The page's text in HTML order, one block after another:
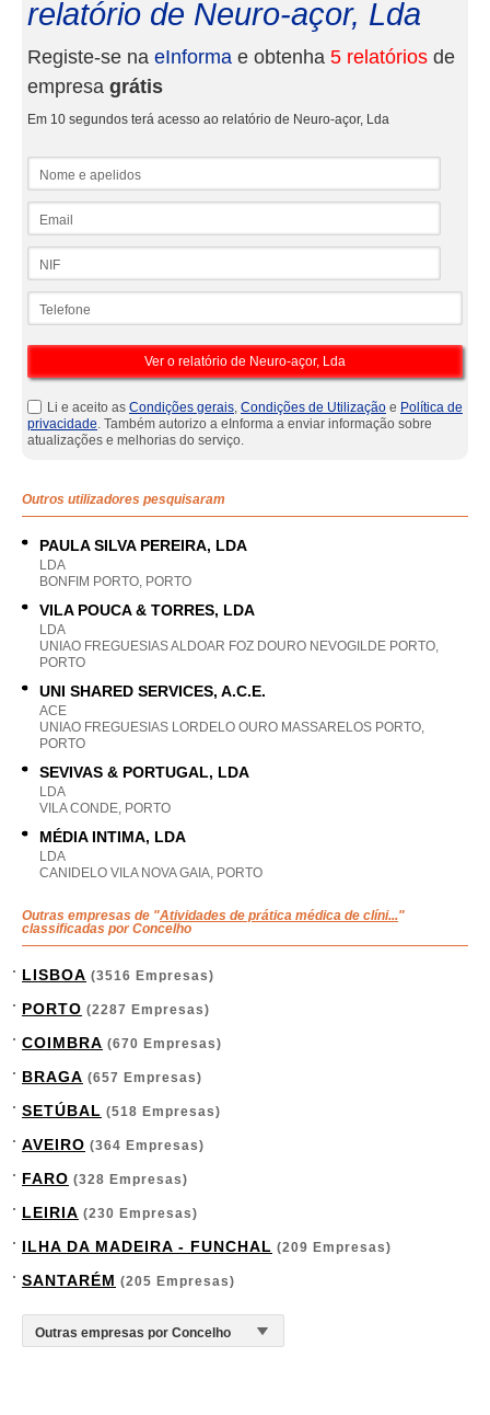
relatório de Neuro-açor, Lda
Registe-se na eInforma e obtenha 5 relatórios de
empresa grátis
Em 10 segundos terá acesso ao relatório de Neuro-açor, Lda
Li e aceito as Condições gerais, Condições de Utilização e Política de
privacidade. Também autorizo a eInforma a enviar informação sobre
atualizações e melhorias do serviço.
Outros utilizadores pesquisaram
PAULA SILVA PEREIRA, LDA
LDA
BONFIM PORTO, PORTO
VILA POUCA & TORRES, LDA
LDA
UNIAO FREGUESIAS ALDOAR FOZ DOURO NEVOGILDE PORTO,
PORTO
UNI SHARED SERVICES, A.C.E.
ACE
UNIAO FREGUESIAS LORDELO OURO MASSARELOS PORTO,
PORTO
SEVIVAS & PORTUGAL, LDA
LDA
VILA CONDE, PORTO
MÉDIA INTIMA, LDA
LDA
CANIDELO VILA NOVA GAIA, PORTO
Outras empresas de "Atividades de prática médica de clíni..."
classificadas por Concelho
LISBOA (3516 Empresas)
PORTO (2287 Empresas)
COIMBRA (670 Empresas)
BRAGA (657 Empresas)
SETÚBAL (518 Empresas)
AVEIRO (364 Empresas)
FARO (328 Empresas)
LEIRIA (230 Empresas)
ILHA DA MADEIRA - FUNCHAL (209 Empresas)
SANTARÉM (205 Empresas)